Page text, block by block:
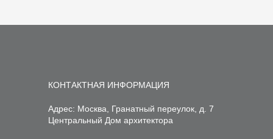
КОНТАКТНАЯ ИНФОРМАЦИЯ
Адрес: Москва, Гранатный переулок, д. 7
Центральный Дом архитектора